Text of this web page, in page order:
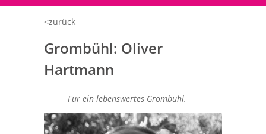
Grombühl: Oliver
Hartmann
Für ein lebenswertes Grombühl.